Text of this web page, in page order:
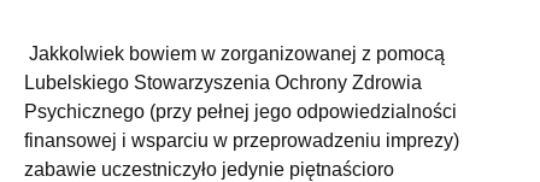
Jakkolwiek bowiem w zorganizowanej z pomocą
Lubelskiego Stowarzyszenia Ochrony Zdrowia
Psychicznego (przy pełnej jego odpowiedzialności
finansowej i wsparciu w przeprowadzeniu imprezy)
zabawie uczestniczyło jedynie piętnaścioro